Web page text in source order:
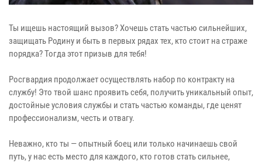
Ты ищешь настоящий вызов? Хочешь стать частью сильнейших,
защищать Родину и быть в первых рядах тех, кто стоит на страже
порядка? Тогда этот призыв для тебя!
Росгвардия продолжает осуществлять набор по контракту на
службу! Это твой шанс проявить себя, получить уникальный опыт,
достойные условия службы и стать частью команды, где ценят
профессионализм, честь и отвагу.
Неважно, кто ты — опытный боец или только начинаешь свой
путь, у нас есть место для каждого, кто готов стать сильнее,